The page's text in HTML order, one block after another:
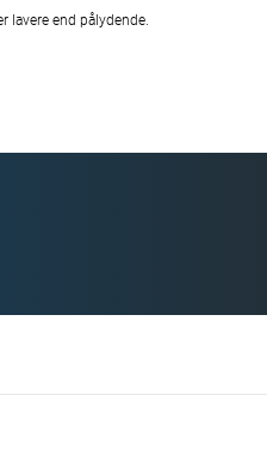
lavere end pålydende.